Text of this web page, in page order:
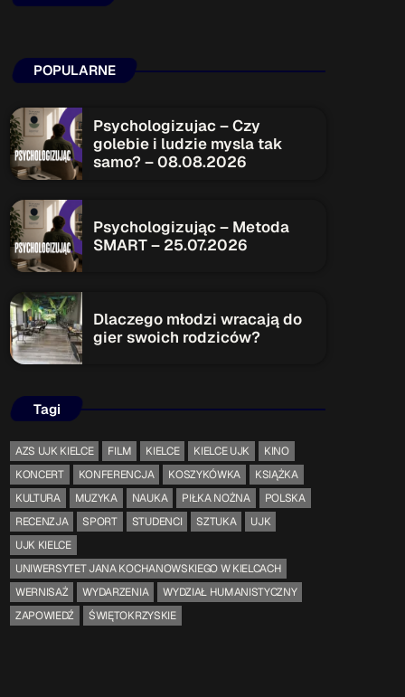
Upcoming shows
POPULARNE
Psychologizujac – Czy
golebie i ludzie mysla tak
samo? – 08.08.2026
Psychologizując – Metoda
SMART – 25.07.2026
Dlaczego młodzi wracają do
gier swoich rodziców?
Tagi
AZS UJK KIELCE FILM KIELCE KIELCE UJK
KINO
KONCERT
KONFERENCJA KOSZYKÓWKA
KSIĄŻKA
KULTURA
MUZYKA NAUKA PIŁKA NOŻNA
POLSKA
RECENZJA
SPORT STUDENCI SZTUKA
UJK
UJK KIELCE
UNIWERSYTET JANA KOCHANOWSKIEGO W KIELCACH
WERNISAŻ
WYDARZENIA
WYDZIAŁ HUMANISTYCZNY
ZAPOWIEDŹ
ŚWIĘTOKRZYSKIE